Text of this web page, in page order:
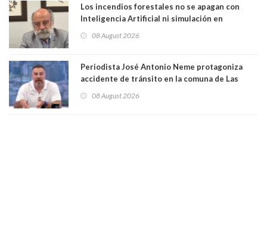
Los incendios forestales no se apagan con
Inteligencia Artificial ni simulación en
Magister en Asentamientos Humanos PUC
08 August 2026
Periodista José Antonio Neme protagoniza
accidente de tránsito en la comuna de Las
08 August 2026